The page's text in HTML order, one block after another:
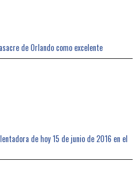
de Orlando como excelente
de hoy 15 de junio de 2016 en el